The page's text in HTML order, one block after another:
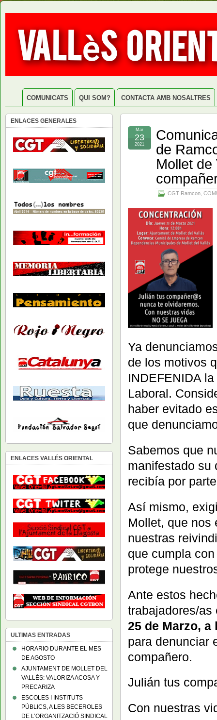
COMUNICATS QUI SOM? CONTACTA AMB NOSALTRES
de
Mollet de
CGT Ramcon
Mar
23
2021
Ya
de los motivos
INDEFENIDA
Laboral.
haber evitado
que
Sabemos que
manifestado su
recibía por
Así mismo,
Mollet, que nos
nuestras
que cumpla
protege
Ante estos
trabajadores/
25 de Marzo,
para denunciar
compañero.
Julián tus
Con nuestras
ENLACES GENERALES
ENLACES VALLÉS ORIENTAL
ULTIMAS ENTRADAS
HORARIO DURANTE EL MES
DE AGOSTO
AJUNTAMENT DE MOLLET DEL
VALLÈS: VALORIZA ACOSA Y
PRECARIZA
ESCOLES I INSTITUTS
PÚBLICS, A LES BECEROLES
DE L’ORGANITZACIÓ SINDICAL